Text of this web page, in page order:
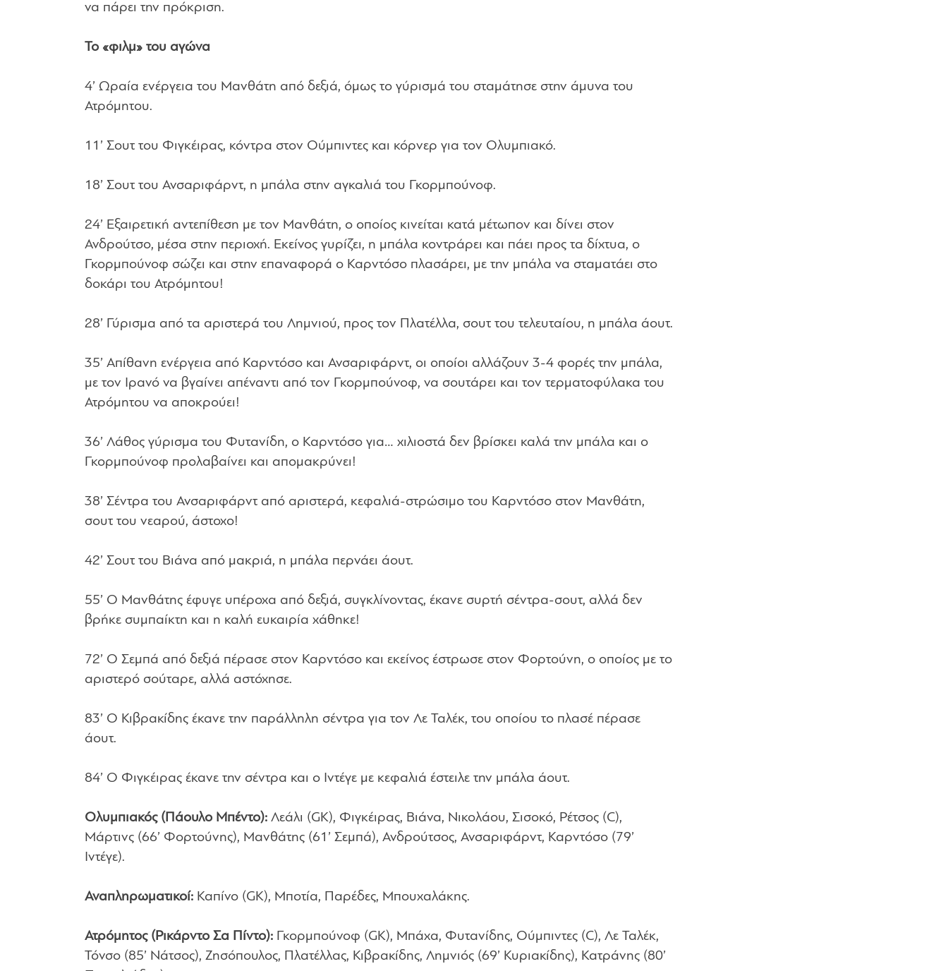
να πάρει την πρόκριση.
Το «φιλμ» του αγώνα
4’ Ωραία ενέργεια του Μανθάτη από δεξιά, όμως το γύρισμά του σταμάτησε στην άμυνα του
Ατρόμητου.
11’ Σουτ του Φιγκέιρας, κόντρα στον Ούμπιντες και κόρνερ για τον Ολυμπιακό.
18’ Σουτ του Ανσαριφάρντ, η μπάλα στην αγκαλιά του Γκορμπούνοφ.
24’ Εξαιρετική αντεπίθεση με τον Μανθάτη, ο οποίος κινείται κατά μέτωπον και δίνει στον
Ανδρούτσο, μέσα στην περιοχή. Εκείνος γυρίζει, η μπάλα κοντράρει και πάει προς τα δίχτυα, ο
Γκορμπούνοφ σώζει και στην επαναφορά ο Καρντόσο πλασάρει, με την μπάλα να σταματάει στο
δοκάρι του Ατρόμητου!
28’ Γύρισμα από τα αριστερά του Λημνιού, προς τον Πλατέλλα, σουτ του τελευταίου, η μπάλα άουτ.
35’ Απίθανη ενέργεια από Καρντόσο και Ανσαριφάρντ, οι οποίοι αλλάζουν 3-4 φορές την μπάλα,
με τον Ιρανό να βγαίνει απέναντι από τον Γκορμπούνοφ, να σουτάρει και τον τερματοφύλακα του
Ατρόμητου να αποκρούει!
36’ Λάθος γύρισμα του Φυτανίδη, ο Καρντόσο για… χιλιοστά δεν βρίσκει καλά την μπάλα και ο
Γκορμπούνοφ προλαβαίνει και απομακρύνει!
38’ Σέντρα του Ανσαριφάρντ από αριστερά, κεφαλιά-στρώσιμο του Καρντόσο στον Μανθάτη,
σουτ του νεαρού, άστοχο!
42’ Σουτ του Βιάνα από μακριά, η μπάλα περνάει άουτ.
55’ Ο Μανθάτης έφυγε υπέροχα από δεξιά, συγκλίνοντας, έκανε συρτή σέντρα-σουτ, αλλά δεν
βρήκε συμπαίκτη και η καλή ευκαιρία χάθηκε!
72’ Ο Σεμπά από δεξιά πέρασε στον Καρντόσο και εκείνος έστρωσε στον Φορτούνη, ο οποίος με το
αριστερό σούταρε, αλλά αστόχησε.
83’ Ο Κιβρακίδης έκανε την παράλληλη σέντρα για τον Λε Ταλέκ, του οποίου το πλασέ πέρασε
άουτ.
84’ Ο Φιγκέιρας έκανε την σέντρα και ο Ιντέγε με κεφαλιά έστειλε την μπάλα άουτ.
Ολυμπιακός (Πάουλο Μπέντο): Λεάλι (GK), Φιγκέιρας, Βιάνα, Νικολάου, Σισοκό, Ρέτσος (C),
Μάρτινς (66’ Φορτούνης), Μανθάτης (61’ Σεμπά), Ανδρούτσος, Ανσαριφάρντ, Καρντόσο (79’
Ιντέγε).
Αναπληρωματικοί: Καπίνο (GK), Μποτία, Παρέδες, Μπουχαλάκης.
Ατρόμητος (Ρικάρντο Σα Πίντο): Γκορμπούνοφ (GK), Μπάχα, Φυτανίδης, Ούμπιντες (C), Λε Ταλέκ,
Τόνσο (85’ Νάτσος), Ζησόπουλος, Πλατέλλας, Κιβρακίδης, Λημνιός (69’ Κυριακίδης), Κατράνης (80’